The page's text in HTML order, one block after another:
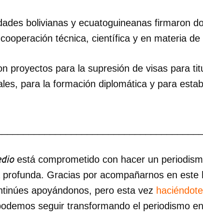
bolivianas y ecuatoguineanas firmaron
técnica, científica y en materia de
proyectos para la supresión de visas para
para la formación diplomática y para
está comprometido con hacer un
Gracias por acompañarnos en este
apoyándonos, pero esta vez
seguir transformando el periodismo